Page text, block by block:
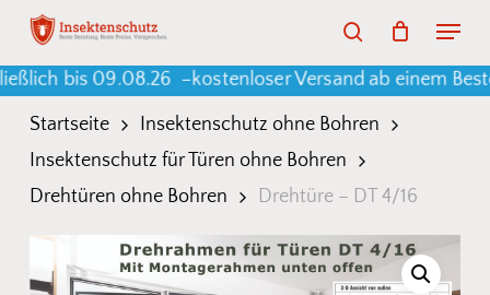
Skip
main
content
Menu
Cart
09.08.26 –kostenloser Versand ab einem
Startseite
Insektenschutz ohne Bohren
Insektenschutz für Türen ohne Bohren
Drehtüren ohne Bohren
Drehtüre – DT 4/16